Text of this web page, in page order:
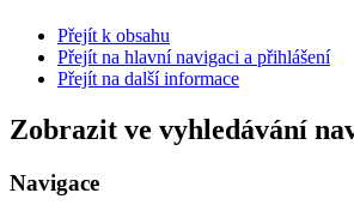
Přejít k obsahu
Přejít na hlavní navigaci a přihlášení
Přejít na další informace
Zobrazit ve vyhledávání
Navigace